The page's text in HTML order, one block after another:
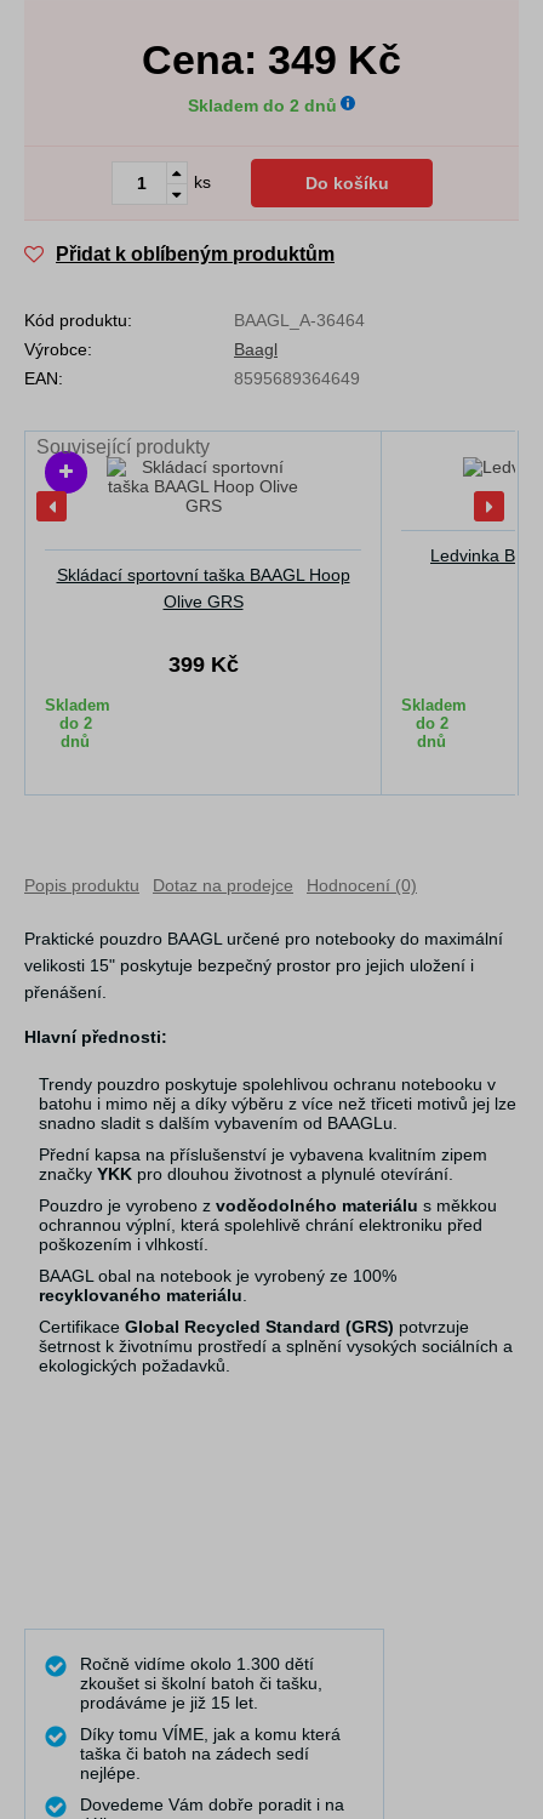
Cena: 349 Kč
Skladem do 2 dnů
ks Do košíku
Přidat k oblíbeným produktům
Kód produktu:
BAAGL_A-36464
Výrobce:
Baagl
EAN:
8595689364649
Související produkty
Skládací sportovní taška BAAGL Hoop
Olive GRS
399 Kč
Skladem
do 2
dnů
Ledvinka
Skladem
do 2
dnů
Popis produktu Dotaz na prodejce Hodnocení (0)
Praktické pouzdro BAAGL určené pro notebooky do maximální
velikosti 15" poskytuje bezpečný prostor pro jejich uložení i
přenášení.
Hlavní přednosti:
Trendy pouzdro poskytuje spolehlivou ochranu notebooku v
batohu i mimo něj a díky výběru z více než třiceti motivů jej lze
snadno sladit s dalším vybavením od BAAGLu.
Přední kapsa na příslušenství je vybavena kvalitním zipem
značky YKK pro dlouhou životnost a plynulé otevírání.
Pouzdro je vyrobeno z voděodolného materiálu s měkkou
ochrannou výplní, která spolehlivě chrání elektroniku před
poškozením i vlhkostí.
BAAGL obal na notebook je vyrobený ze 100%
recyklovaného materiálu.
Certifikace Global Recycled Standard (GRS) potvrzuje
šetrnost k životnímu prostředí a splnění vysokých sociálních a
ekologických požadavků.
Ročně vidíme okolo 1.300 dětí
zkoušet si školní batoh či tašku,
prodáváme je již 15 let.
Díky tomu VÍME, jak a komu která
taška či batoh na zádech sedí
nejlépe.
Dovedeme Vám dobře poradit i na